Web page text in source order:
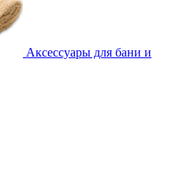
Аксессуары для бани и